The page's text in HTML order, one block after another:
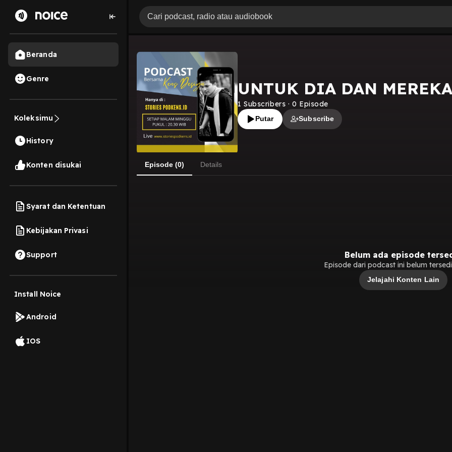
Beranda
Genre
Koleksimu
History
Konten disukai
Syarat dan Ketentuan
Kebijakan Privasi
Support
Install Noice
Android
IOS
UNTUK DIA DAN MEREKA
1 Subscribers · 0 Episode
Putar Subscribe
Episode (0) Details
Belum ada episode
Episode dari podcast ini belum
Jelajahi Konten Lain